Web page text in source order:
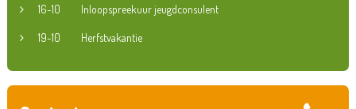
16-10 Inloopspreekuur jeugdconsulent
19-10 Herfstvakantie